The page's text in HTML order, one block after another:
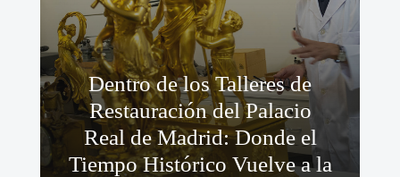
Dentro de los Talleres de
Restauración del Palacio
Real de Madrid: Donde el
Tiempo Histórico Vuelve a la